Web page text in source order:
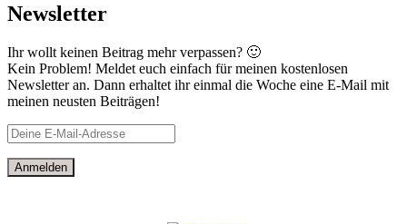
Newsletter
Ihr wollt keinen Beitrag mehr verpassen? 🙂
Kein Problem! Meldet euch einfach für meinen kostenlosen
Newsletter an. Dann erhaltet ihr einmal die Woche eine E-Mail mit
meinen neusten Beiträgen!